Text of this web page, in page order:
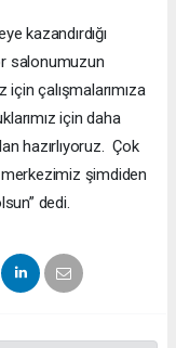
kazandırdığı
salonumuzun
çalışmalarımıza
için daha
hazırlıyoruz. Çok
şimdiden
dedi.